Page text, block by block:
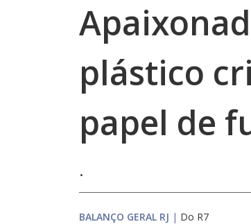
plástico
papel de
.
BALANÇO GERAL RJ | Do R7